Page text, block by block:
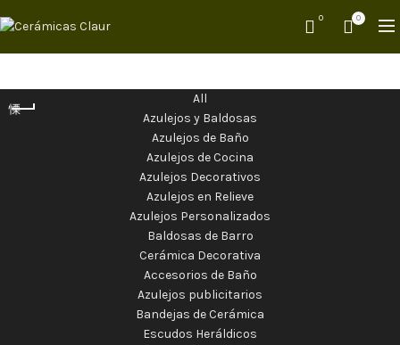
0 0
All
Azulejos y Baldosas
Azulejos de Baño
Azulejos de Cocina
Azulejos Decorativos
Azulejos en Relieve
Azulejos Personalizados
Baldosas de Barro
Cerámica Decorativa
Accesorios de Baño
Azulejos publicitarios
Bandejas de Cerámica
Escudos Heráldicos